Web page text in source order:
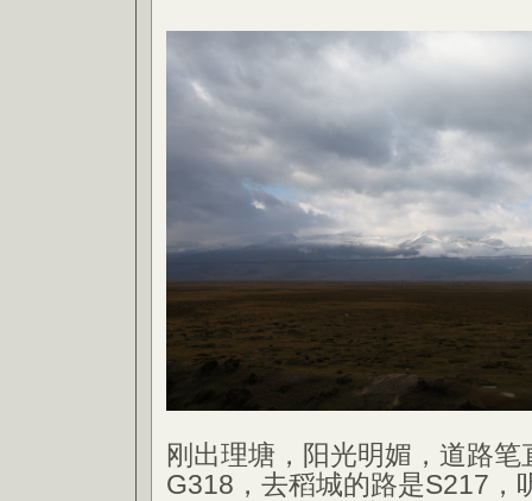
刚出理塘，阳光明媚，道路笔
G318，去稻城的路是S217，